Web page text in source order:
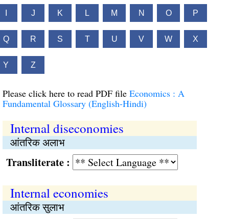
J K L M N O P
Q R S T U V W X
Y Z
Please click here to read PDF file Economics : A
Fundamental Glossary (English-Hindi)
Internal diseconomies
आंतरिक अलाभ
:
Internal economies
आंतरिक सुलाभ